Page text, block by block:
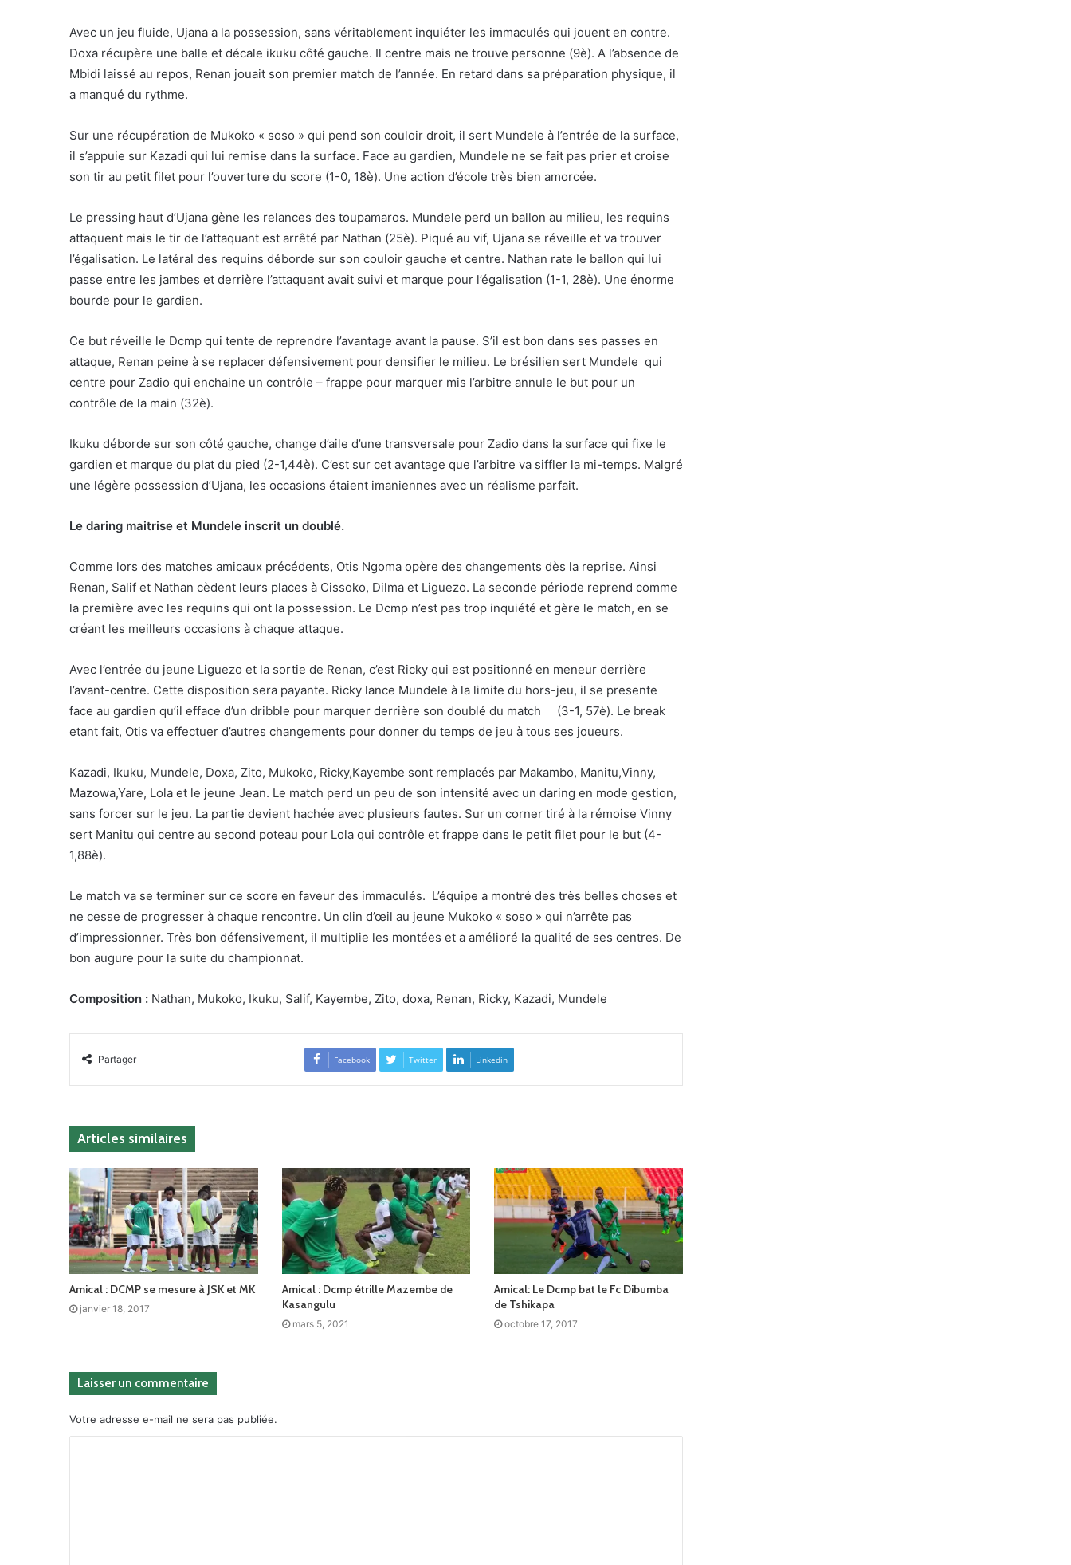
Avec un jeu fluide, Ujana a la possession, sans véritablement inquiéter les immaculés qui jouent en contre.
Doxa récupère une balle et décale ikuku côté gauche. Il centre mais ne trouve personne (9è). A l’absence de
Mbidi laissé au repos, Renan jouait son premier match de l’année. En retard dans sa préparation physique, il
a manqué du rythme.
Sur une récupération de Mukoko « soso » qui pend son couloir droit, il sert Mundele à l’entrée de la surface,
il s’appuie sur Kazadi qui lui remise dans la surface. Face au gardien, Mundele ne se fait pas prier et croise
son tir au petit filet pour l’ouverture du score (1-0, 18è). Une action d’école très bien amorcée.
Le pressing haut d’Ujana gène les relances des toupamaros. Mundele perd un ballon au milieu, les requins
attaquent mais le tir de l’attaquant est arrêté par Nathan (25è). Piqué au vif, Ujana se réveille et va trouver
l’égalisation. Le latéral des requins déborde sur son couloir gauche et centre. Nathan rate le ballon qui lui
passe entre les jambes et derrière l’attaquant avait suivi et marque pour l’égalisation (1-1, 28è). Une énorme
bourde pour le gardien.
Ce but réveille le Dcmp qui tente de reprendre l’avantage avant la pause. S’il est bon dans ses passes en
attaque, Renan peine à se replacer défensivement pour densifier le milieu. Le brésilien sert Mundele qui
centre pour Zadio qui enchaine un contrôle – frappe pour marquer mis l’arbitre annule le but pour un
contrôle de la main (32è).
Ikuku déborde sur son côté gauche, change d’aile d’une transversale pour Zadio dans la surface qui fixe le
gardien et marque du plat du pied (2-1,44è). C’est sur cet avantage que l’arbitre va siffler la mi-temps. Malgré
une légère possession d’Ujana, les occasions étaient imaniennes avec un réalisme parfait.
Le daring maitrise et Mundele inscrit un doublé.
Comme lors des matches amicaux précédents, Otis Ngoma opère des changements dès la reprise. Ainsi
Renan, Salif et Nathan cèdent leurs places à Cissoko, Dilma et Liguezo. La seconde période reprend comme
la première avec les requins qui ont la possession. Le Dcmp n’est pas trop inquiété et gère le match, en se
créant les meilleurs occasions à chaque attaque.
Avec l’entrée du jeune Liguezo et la sortie de Renan, c’est Ricky qui est positionné en meneur derrière
l’avant-centre. Cette disposition sera payante. Ricky lance Mundele à la limite du hors-jeu, il se presente
face au gardien qu’il efface d’un dribble pour marquer derrière son doublé du match (3-1, 57è). Le break
etant fait, Otis va effectuer d’autres changements pour donner du temps de jeu à tous ses joueurs.
Kazadi, Ikuku, Mundele, Doxa, Zito, Mukoko, Ricky,Kayembe sont remplacés par Makambo, Manitu,Vinny,
Mazowa,Yare, Lola et le jeune Jean. Le match perd un peu de son intensité avec un daring en mode gestion,
sans forcer sur le jeu. La partie devient hachée avec plusieurs fautes. Sur un corner tiré à la rémoise Vinny
sert Manitu qui centre au second poteau pour Lola qui contrôle et frappe dans le petit filet pour le but (4-
1,88è).
Le match va se terminer sur ce score en faveur des immaculés. L’équipe a montré des très belles choses et
ne cesse de progresser à chaque rencontre. Un clin d’œil au jeune Mukoko « soso » qui n’arrête pas
d’impressionner. Très bon défensivement, il multiplie les montées et a amélioré la qualité de ses centres. De
bon augure pour la suite du championnat.
Composition : Nathan, Mukoko, Ikuku, Salif, Kayembe, Zito, doxa, Renan, Ricky, Kazadi, Mundele
Partager Facebook Twitter Linkedin
Articles similaires
Amical : DCMP se mesure à JSK et MK
janvier 18, 2017
Amical : Dcmp étrille Mazembe de
Kasangulu
mars 5, 2021
Amical: Le Dcmp bat le Fc Dibumba
de Tshikapa
octobre 17, 2017
Laisser un commentaire
Votre adresse e-mail ne sera pas publiée.